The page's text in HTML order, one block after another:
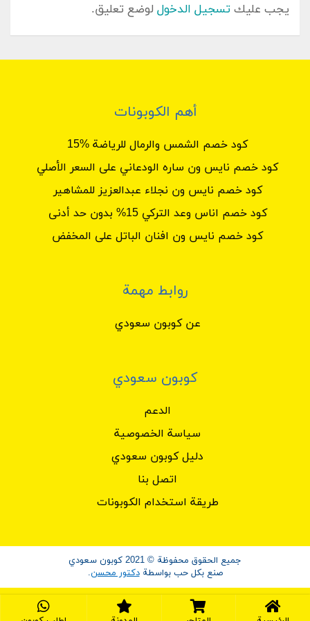
يجب عليك تسجيل الدخول لوضع تعليق.
أهم الكوبونات
كود خصم الشمس والرمال للرياضة %15
كود خصم نايس ون ساره الودعاني على السعر الأصلي
كود خصم نايس ون نجلاء عبدالعزيز للمشاهير
كود خصم اناس وعد التركي 15% بدون حد أدنى
كود خصم نايس ون افنان الباتل على المخفض
روابط مهمة
عن كوبون سعودي
كوبون سعودي
الدعم
سياسة الخصوصية
دليل كوبون سعودي
اتصل بنا
طريقة استخدام الكوبونات
جميع الحقوق محفوظة © 2021 كوبون سعودي
صنع بكل حب بواسطةدكتور محسن.